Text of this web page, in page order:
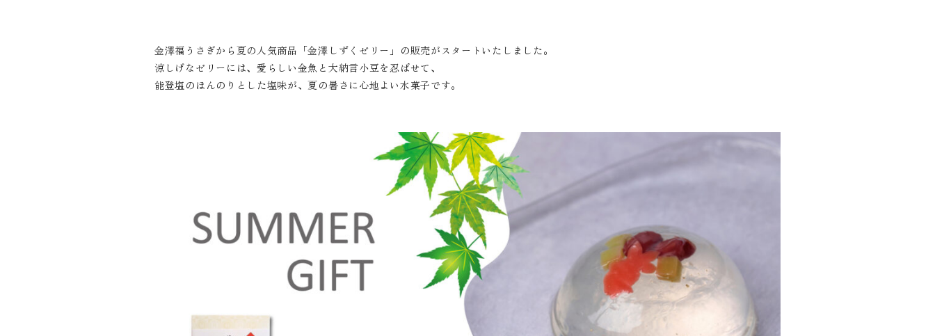
金澤福うさぎから夏の人気商品「金澤しずくゼリー」の販売がスタートいたしました。
涼しげなゼリーには、愛らしい金魚と大納言小豆を忍ばせて、
能登塩のほんのりとした塩味が、夏の暑さに心地よい水菓子です。